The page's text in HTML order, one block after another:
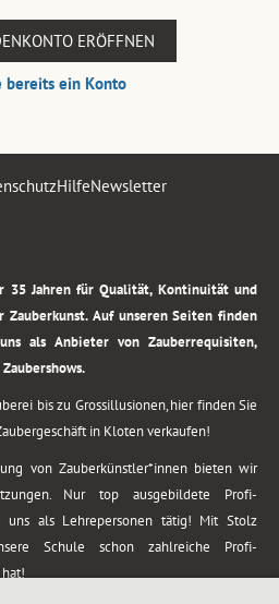
ERÖFFNEN
bereits ein Konto
HilfeNewsletter
35 Jahren für Qualität, Kontinuität und
Auf unseren Seiten finden
als Anbieter von Zauberrequisiten,
bis zu Grossillusionen, hier finden Sie
in Kloten verkaufen!
von Zauberkünstler*innen bieten wir
Nur top ausgebildete Profi-
uns als Lehrepersonen tätig! Mit Stolz
Schule schon zahlreiche Profi-